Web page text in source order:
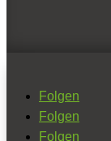
Folgen
Folgen
Folgen